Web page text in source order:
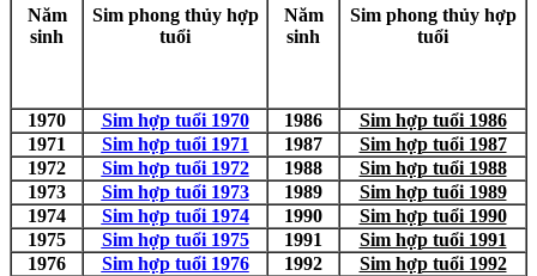
Năm
sinh
Sim phong thủy hợp
tuổi
Năm
sinh
Sim phong thủy hợp
tuổi
1970 Sim hợp tuổi 1970 1986
Sim hợp tuổi 1986
1971
Sim hợp tuổi 1971 1987
Sim hợp tuổi 1987
1972
Sim hợp tuổi 1972 1988
Sim hợp tuổi 1988
1973
Sim hợp tuổi 1973 1989
Sim hợp tuổi 1989
1974
Sim hợp tuổi 1974 1990
Sim hợp tuổi 1990
1975
Sim hợp tuổi 1975 1991
Sim hợp tuổi 1991
1976
Sim hợp tuổi 1976 1992
Sim hợp tuổi 1992